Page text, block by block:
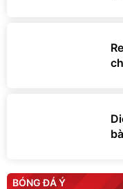
BÓNG ĐÁ Ý